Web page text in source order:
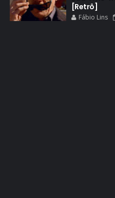
ELECTRIC DREAMS
ELENCO 5ª TEMPORADA
[Retrô]
Fábio Lins